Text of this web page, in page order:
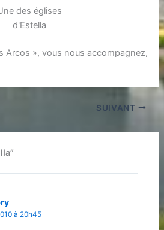
des églises
d'Estella
Arcos », vous nous accompagnez,
SUIVANT
à 20h45